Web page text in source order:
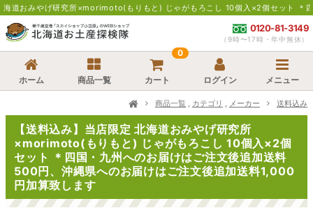
りもと) じゃがもろこし 10個入×2個セット ＊四国・九州へのお届けはご注
0120-81-3149
（9時〜17時・年中無休）
ホーム 商品一覧 カート
0
ログイン メニュー
商品一覧 , カテゴリ , メーカー 送料込み
【送料込み】当店限定 北海道おみやげ研究所
×morimoto(もりもと) じゃがもろこし 10個入×2個
セット ＊四国・九州へのお届けはご注文後追加送料
500円、沖縄県へのお届けはご注文後追加送料1,000
円加算致します